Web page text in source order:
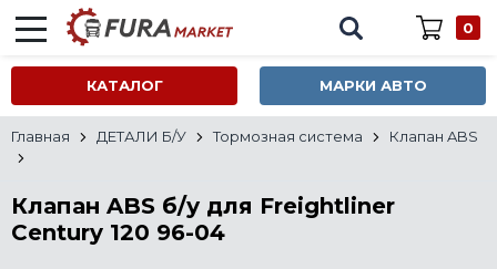
0
КАТАЛОГ МАРКИ АВТО
Главная ДЕТАЛИ Б/У Тормозная система Клапан ABS
Клапан ABS б/у для Freightliner
Century 120 96-04